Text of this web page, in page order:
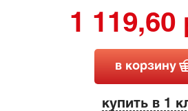
1 119,60
в корзину
купить в 1